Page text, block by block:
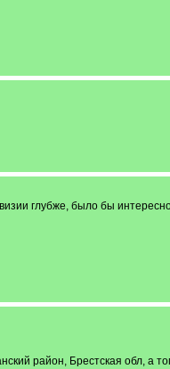
глубже, было бы
район, Брестская обл, а